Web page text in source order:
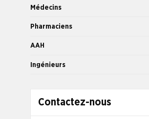
Médecins
Pharmaciens
AAH
Ingénieurs
Contactez-nous